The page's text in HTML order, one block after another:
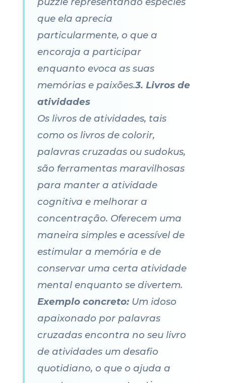
que ela aprecia
particularmente, o que a
encoraja a participar
enquanto evoca as suas
memórias e paixões.3. Livros de
atividades
Os livros de atividades, tais
como os livros de colorir,
palavras cruzadas ou sudokus,
são ferramentas maravilhosas
para manter a atividade
cognitiva e melhorar a
concentração. Oferecem uma
maneira simples e acessível de
estimular a memória e de
conservar uma certa atividade
mental enquanto se divertem.
Exemplo concreto:Um idoso
apaixonado por palavras
cruzadas encontra no seu livro
de atividades um desafio
quotidiano, o que o ajuda a